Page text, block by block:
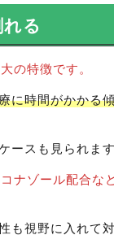
る
の特徴です。
に時間がかかる
スも見られます
ナゾール配合な
も視野に入れて